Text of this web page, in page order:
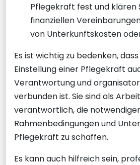
Pflegekraft fest und klären
finanziellen
von Unterkunftskosten
Es ist wichtig zu bedenken,
Einstellung einer Pflegekraft
Verantwortung und
verbunden ist. Sie sind als
verantwortlich, die
Rahmenbedingungen und
Pflegekraft zu schaffen.
Es kann auch hilfreich sein,